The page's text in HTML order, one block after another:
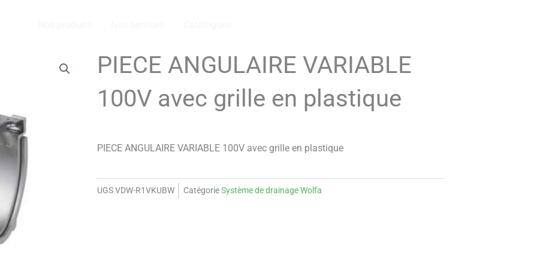
PIECE ANGULAIRE VARIABLE
100V avec grille en plastique
PIECE ANGULAIRE VARIABLE 100V avec grille en plastique
UGSVDW-R1VKUBW CatégorieSystème de drainage Wolfa